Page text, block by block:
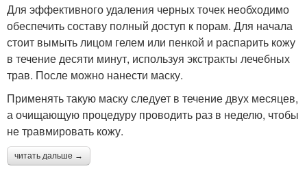
Для эффективного удаления черных точек необходимо
обеспечить составу полный доступ к порам. Для начала
стоит вымыть лицом гелем или пенкой и распарить кожу
в течение десяти минут, используя экстракты лечебных
трав. После можно нанести маску.
Применять такую маску следует в течение двух месяцев,
а очищающую процедуру проводить раз в неделю, чтобы
не травмировать кожу.
читать дальше →